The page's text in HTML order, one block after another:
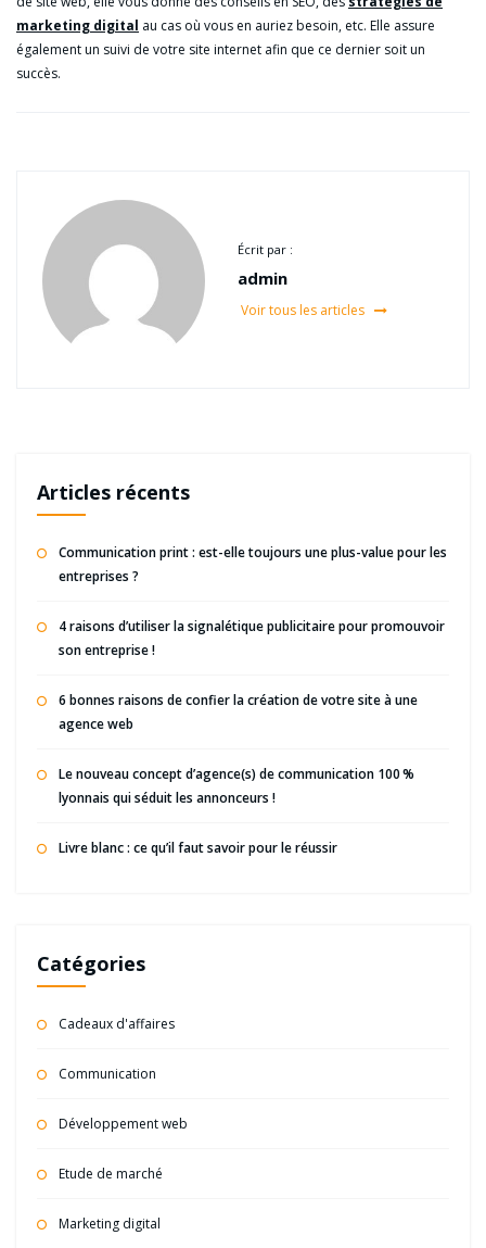
marketing digital au cas où vous en auriez besoin, etc. Elle assure
également un suivi de votre site internet afin que ce dernier soit un
succès.
Écrit par :
admin
Voir tous les articles
Articles récents
Communication print : est-elle toujours une plus-value pour les
entreprises ?
4 raisons d’utiliser la signalétique publicitaire pour promouvoir
son entreprise !
6 bonnes raisons de confier la création de votre site à une
agence web
Le nouveau concept d’agence(s) de communication 100 %
lyonnais qui séduit les annonceurs !
Livre blanc : ce qu’il faut savoir pour le réussir
Catégories
Cadeaux d'affaires
Communication
Développement web
Etude de marché
Marketing digital